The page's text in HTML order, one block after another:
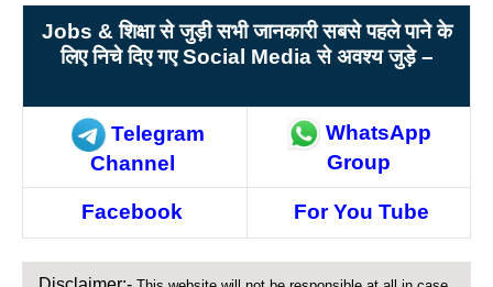
Jobs & शिक्षा से जुड़ी सभी जानकारी सबसे पहले पाने के
लिए निचे दिए गए Social Media से अवश्य जुड़े –
Telegram
Channel
WhatsApp
Group
Facebook For You Tube